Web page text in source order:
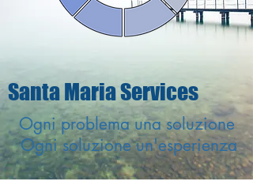
Santa Maria Services
Ogni problema una soluzione
Ogni soluzione un'esperienza